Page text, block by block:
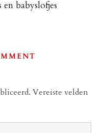
en babyslofjes
Vereiste velden